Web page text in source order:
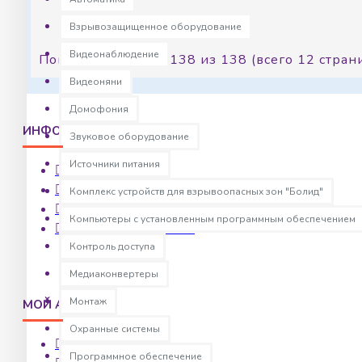
Взрывозащищенное оборудование
Видеонаблюдение
Видеоняни
Домофония
Звуковое оборудование
Источники питания
Комплекс устройств для взрывоопасных зон "Болид"
Компьютеры с установленным программным обеспечением
Контроль доступа
Медиаконвертеры
Монтаж
Охранные системы
Программное обеспечение
11
12
Показано с 133 по 138 из 138 (всего 12
ИНФОРМАЦИЯ
О нас
Доставка
Условия соглашения
МОЙ АККАУНТ